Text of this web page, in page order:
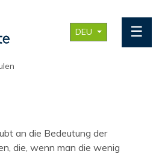
DEU ☰
an die Bedeutung der
die, wenn man die wenig